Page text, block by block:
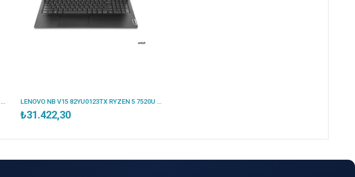
LENOVO NB V15 82YY0013TR RYZEN 7 7730U 16GB 512SSD O/B 15.6 DOS LENOVO NB V15 82YU0123TX RYZEN 5 7520U 16GB 512SSD O/B 15.6 DOS
₺31.422,30